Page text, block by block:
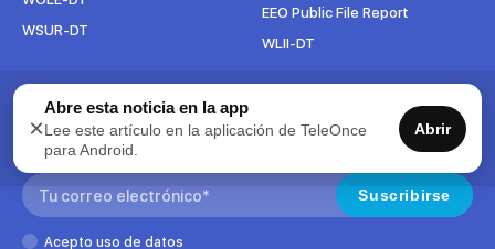
WSUR-DT
EEO Public File Report
WLII-DT
Suscríbete al boletín
Para mantenerse al tanto de todo lo que pasa en TeleOnce,
suscríbase ahora a nuestros boletines.
Search: Suscribirse
Acepto uso de datos
×
Abre esta noticia en la app
Lee este artículo en la aplicación de TeleOnce
para Android.
Abrir